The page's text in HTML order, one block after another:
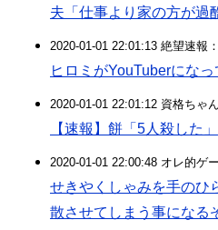
夫「仕事より家の方が過
2020-01-01 22:01:13 絶望速報
ヒロミがYouTuberにな
2020-01-01 22:01:12 資格ちゃ
【速報】餅「5人殺した」
2020-01-01 22:00:48 オレ的ゲ
せきやくしゃみを手のひ
散させてしまう事になる